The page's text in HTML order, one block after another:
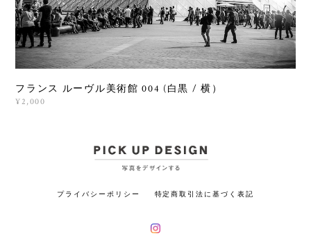
フランス ルーヴル美術館 004 (白黒 / 横）
¥2,000
プライバシーポリシー 特定商取引法に基づく表記